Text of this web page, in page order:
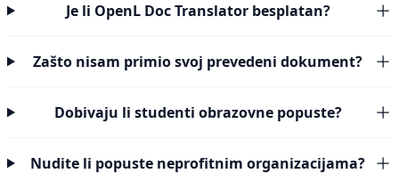
Je li OpenL Doc Translator besplatan?
Zašto nisam primio svoj prevedeni dokument?
Dobivaju li studenti obrazovne popuste?
Nudite li popuste neprofitnim organizacijama?